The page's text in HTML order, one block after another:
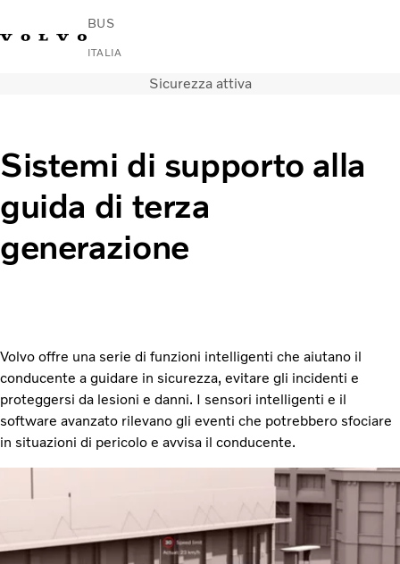
BUS
ITALIA
Trova un concessionarioVolvo Connect
Urbano e interurbano
Autobus turistici
Servizi
Perché Volvo?
notizie e media
Contatti
Sicurezza attiva
Sistemi di supporto alla
guida di terza
generazione
Volvo offre una serie di funzioni intelligenti che aiutano il
conducente a guidare in sicurezza, evitare gli incidenti e
proteggersi da lesioni e danni. I sensori intelligenti e il
software avanzato rilevano gli eventi che potrebbero sfociare
in situazioni di pericolo e avvisa il conducente.